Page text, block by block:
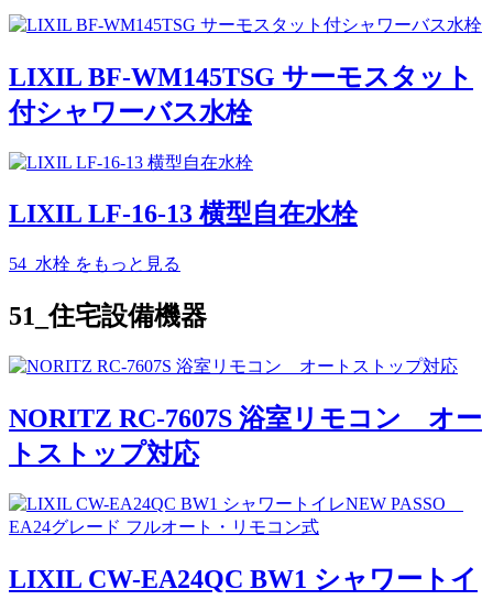
LIXIL BF-WM145TSG サーモスタット
付シャワーバス水栓
LIXIL LF-16-13 横型自在水栓
54_水栓 をもっと見る
51_住宅設備機器
NORITZ RC-7607S 浴室リモコン オー
トストップ対応
LIXIL CW-EA24QC BW1 シャワートイ